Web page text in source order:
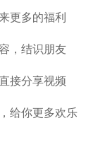
更多的福利
，结识朋友
接分享视频
给你更多欢乐